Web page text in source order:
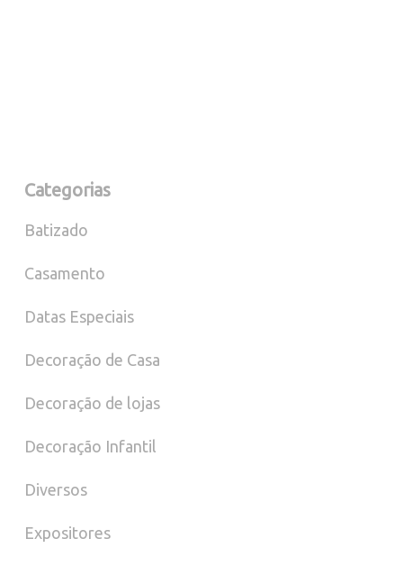
Categorias
Batizado
Casamento
Datas Especiais
Decoração de Casa
Decoração de lojas
Decoração Infantil
Diversos
Expositores